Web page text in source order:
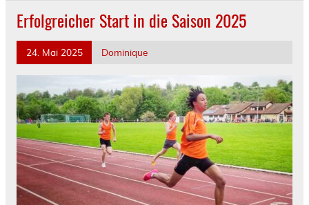
Erfolgreicher Start in die Saison 2025
24. Mai 2025 Dominique